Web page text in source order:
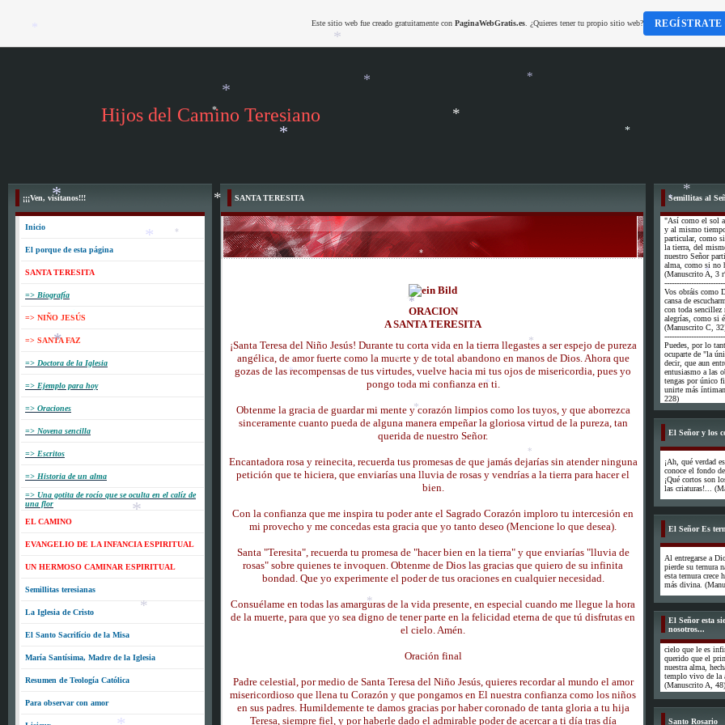
Hijos del Camino Teresiano
¡¡¡Ven, visítanos!!!
Inicio
El porque de esta página
SANTA TERESITA
=> Biografía
=> NIÑO JESÚS
=> SANTA FAZ
=> Doctora de la Iglesia
=> Ejemplo para hoy
=> Oraciones
=> Novena sencilla
=> Escritos
=> Historia de un alma
=> Una gotita de rocío que se oculta en el calíz de
una flor
EL CAMINO
EVANGELIO DE LA INFANCIA ESPIRITUAL
UN HERMOSO CAMINAR ESPIRITUAL
Semillitas teresianas
La Iglesia de Cristo
El Santo Sacrifício de la Misa
María Santísima, Madre de la Iglesia
Resumen de Teología Católica
Para observar con amor
SANTA TERESITA
ORACION
A SANTA TERESITA
¡Santa Teresa del Niño Jesús! Durante tu corta vida en la tierra llegastes a ser espejo de pureza
angélica, de amor fuerte como la muerte y de total abandono en manos de Dios. Ahora que
gozas de las recompensas de tus virtudes, vuelve hacia mi tus ojos de misericordia, pues yo
pongo toda mi confianza en ti.
Obtenme la gracia de guardar mi mente y corazón limpios como los tuyos, y que aborrezca
sinceramente cuanto pueda de alguna manera empeñar la gloriosa virtud de la pureza, tan
querida de nuestro Señor.
Encantadora rosa y reinecita, recuerda tus promesas de que jamás dejarías sin atender ninguna
petición que te hiciera, que enviarías una lluvia de rosas y vendrías a la tierra para hacer el
bien.
Con la confianza que me inspira tu poder ante el Sagrado Corazón imploro tu intercesión en
mi provecho y me concedas esta gracia que yo tanto deseo (Mencione lo que desea).
Santa "Teresita", recuerda tu promesa de "hacer bien en la tierra" y que enviarías "lluvia de
rosas" sobre quienes te invoquen. Obtenme de Dios las gracias que quiero de su infinita
bondad. Que yo experimente el poder de tus oraciones en cualquier necesidad.
Consuélame en todas las amarguras de la vida presente, en especial cuando me llegue la hora
de la muerte, para que yo sea digno de tener parte en la felicidad eterna de que tú disfrutas en
el cielo. Amén.
Oración final
Padre celestial, por medio de Santa Teresa del Niño Jesús, quieres recordar al mundo el amor
misericordioso que llena tu Corazón y que pongamos en El nuestra confianza como los niños
en sus padres. Humildemente te damos gracias por haber coronado de tanta gloria a tu hija
Teresa, siempre fiel, y por haberle dado el admirable poder de acercar a ti día tras día
Semillitas al
"Así como el sol
y al mismo
particular, como
la tierra, del
nuestro Señor
alma, como si no
(Manuscrito A, 3
Vos obráis como
cansa de
con toda
alegrías, como si
(Manuscrito C,
Puedes, por lo
ocuparte de "la
decir, que aun
entusiasmo a las
tengas por único
unirte más
228)
El Señor y los
¡Ah, qué verdad
conoce el fondo
¡Qué cortos son
las criaturas!...
El Señor Es
Al entregarse a
pierde su ternura
esta ternura crece
más divina.
El Señor esta
nosotros...
cielo que le es
querido que el
nuestra alma,
templo vivo de la
(Manuscrito A, 48)
Santo Rosario
Este sitio web fue creado gratuitamente con PaginaWebGratis.es. ¿Quieres tener tu propio sitio web? REGÍSTRATE
*
*
**
*
*
*
*
*
*
*
*
*
*
*
*